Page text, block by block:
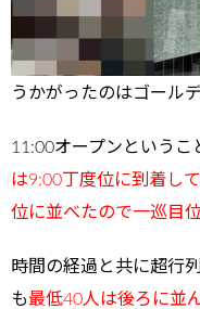
うかがったのはゴール
11:00オープンというこ
は9:00丁度位に到着し
位に並べたので一巡目
時間の経過と共に超行
も最低40人は後ろに並